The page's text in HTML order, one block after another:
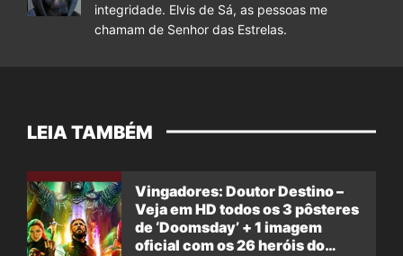
integridade. Elvis de Sá, as pessoas me
chamam de Senhor das Estrelas.
LEIA TAMBÉM
Vingadores: Doutor Destino –
Veja em HD todos os 3 pôsteres
de ‘Doomsday’ + 1 imagem
oficial com os 26 heróis do